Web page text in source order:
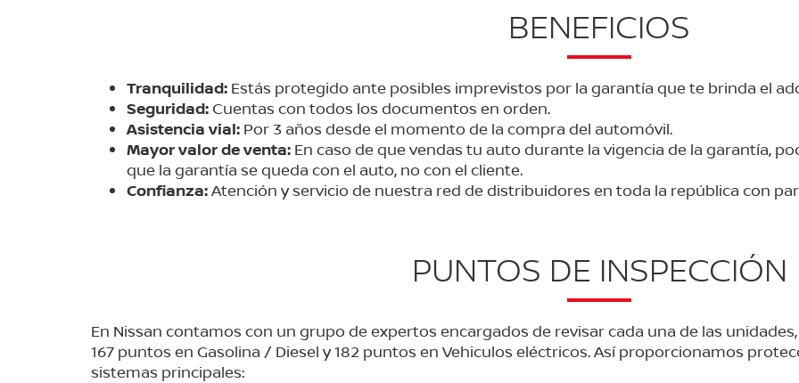
BENEFICIOS
Tranquilidad: Estás protegido ante posibles imprevistos por la garantía que te brinda el
Seguridad:Cuentas con todos los documentos en orden.
Asistencia vial: Por 3 años desde el momento de la compra del automóvil.
Mayor valor de venta: En caso de que vendas tu auto durante la vigencia de la garantía,
que la garantía se queda con el auto, no con el cliente.
Confianza:Atención y servicio de nuestra red de distribuidores en toda la república con
PUNTOS DE INSPECCIÓN
En Nissan contamos con un grupo de expertos encargados de revisar cada una de las
167 puntos en Gasolina / Diesel y 182 puntos en Vehiculos eléctricos. Así proporcionamos
sistemas principales: